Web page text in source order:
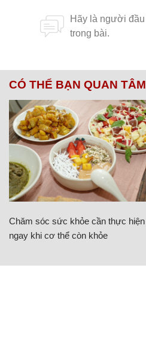
CÓ THỂ BẠN QUAN TÂM
Chăm sóc sức khỏe cần thực hiện
ngay khi cơ thể còn khỏe